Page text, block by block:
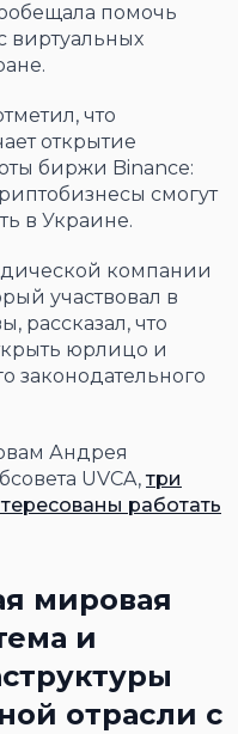
помочь
виртуальных
что
открытие
биржи Binance:
смогут
в Украине.
компании
участвовал в
рассказал, что
юрлицо и
законодательного
Андрея
UVCA,три
работать
мировая
и
отрасли с